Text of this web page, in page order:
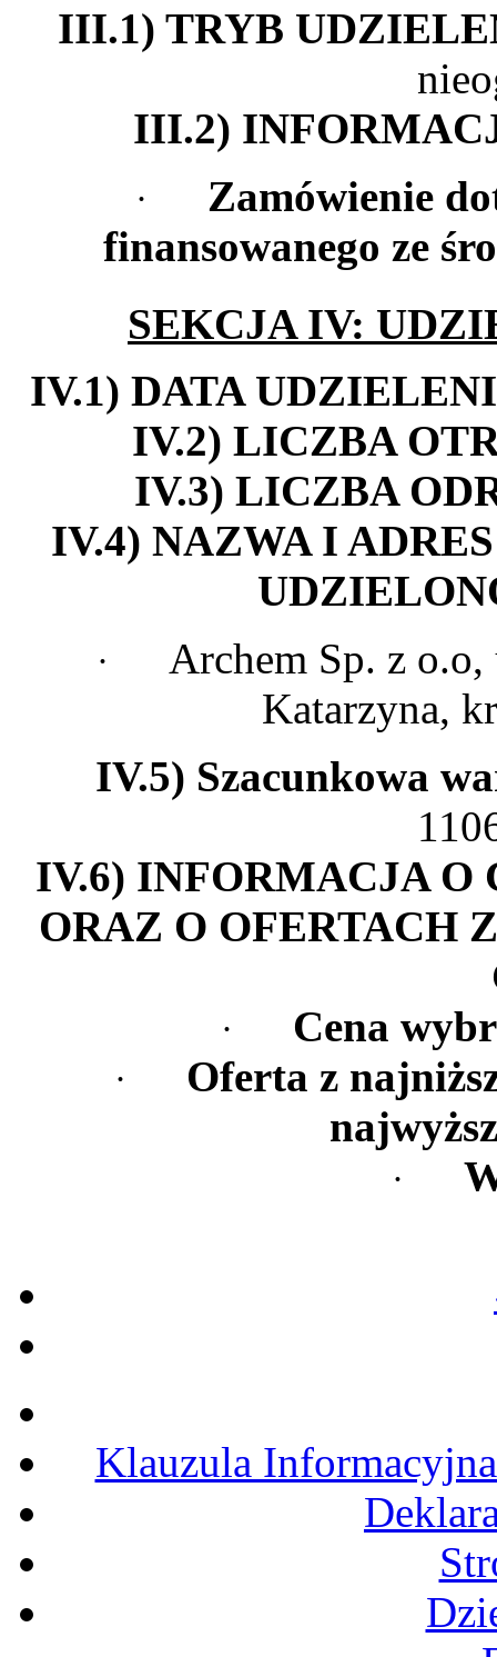
III.1) TRYB
III.2)
·
Zamówienie
finansowanego ze
SEKCJA IV:
IV.1) DATA
IV.2) LICZBA
IV.3) LICZBA
IV.4) NAZWA I
·
Archem Sp. z
Katarzyna,
IV.5) Szacunkowa
IV.6) INFORMACJA O
ORAZ O OFERTACH
· Cena
·
Oferta z
·
Klauzula